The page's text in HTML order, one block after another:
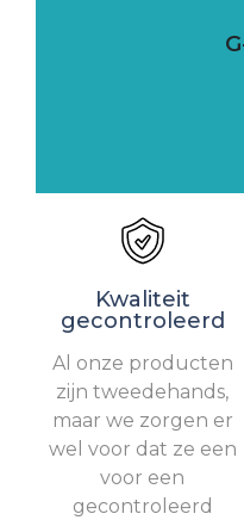
Kwaliteit
gecontroleerd
Al onze producten
zijn tweedehands,
maar we zorgen er
wel voor dat ze een
voor een
gecontroleerd